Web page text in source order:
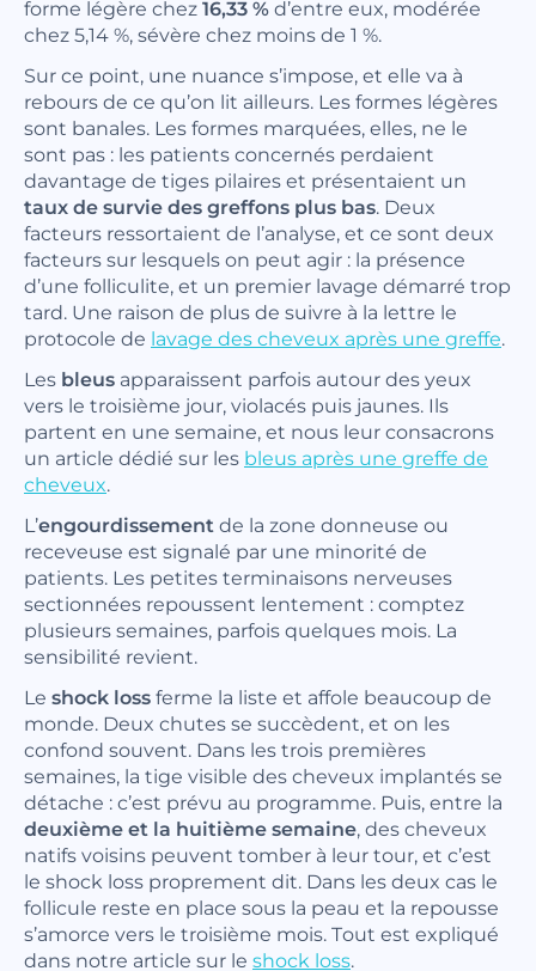
forme légère chez16,33 %d’entre eux, modérée
chez 5,14 %, sévère chez moins de 1 %.
Sur ce point, une nuance s’impose, et elle va à
rebours de ce qu’on lit ailleurs. Les formes légères
sont banales. Les formes marquées, elles, ne le
sont pas : les patients concernés perdaient
davantage de tiges pilaires et présentaient un
taux de survie des greffons plus bas. Deux
facteurs ressortaient de l’analyse, et ce sont deux
facteurs sur lesquels on peut agir : la présence
d’une folliculite, et un premier lavage démarré trop
tard. Une raison de plus de suivre à la lettre le
protocole de lavage des cheveux après une greffe.
Les bleus apparaissent parfois autour des yeux
vers le troisième jour, violacés puis jaunes. Ils
partent en une semaine, et nous leur consacrons
un article dédié sur les bleus après une greffe de
cheveux.
L’engourdissement de la zone donneuse ou
receveuse est signalé par une minorité de
patients. Les petites terminaisons nerveuses
sectionnées repoussent lentement : comptez
plusieurs semaines, parfois quelques mois. La
sensibilité revient.
Le shock lossferme la liste et affole beaucoup de
monde. Deux chutes se succèdent, et on les
confond souvent. Dans les trois premières
semaines, la tige visible des cheveux implantés se
détache : c’est prévu au programme. Puis, entre la
deuxième et la huitième semaine, des cheveux
natifs voisins peuvent tomber à leur tour, et c’est
le shock loss proprement dit. Dans les deux cas le
follicule reste en place sous la peau et la repousse
s’amorce vers le troisième mois. Tout est expliqué
dans notre article sur le shock loss.